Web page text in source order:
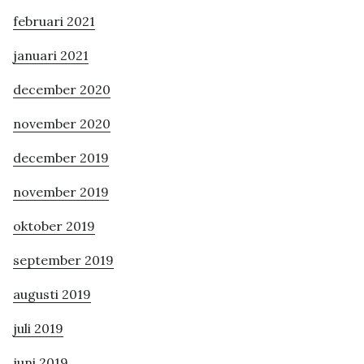
februari 2021
januari 2021
december 2020
november 2020
december 2019
november 2019
oktober 2019
september 2019
augusti 2019
juli 2019